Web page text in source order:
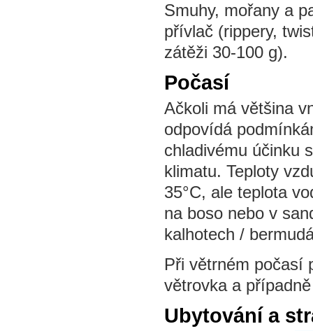
Smuhy, mořany a
přívlač (rippery,
zátěži 30-100 g).
Počasí
Ačkoli má většina
odpovídá
chladivému účinku
klimatu. Teploty
35°C, ale teplota
na boso nebo v
kalhotech /
Při větrném počasí
větrovka a
Ubytování a